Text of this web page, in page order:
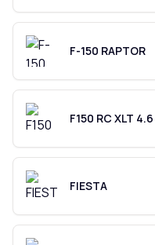
F-150 RAPTOR
F150 RC XLT
FIESTA